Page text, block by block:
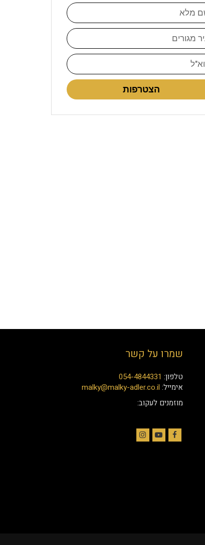
הצטרפות
שמרו על קשר
טלפון: 054-4844331
אימייל: malky@malky-adler.co.il
מוזמנים לעקוב: